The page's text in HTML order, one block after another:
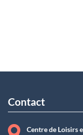
Contact
Centre de Loisirs